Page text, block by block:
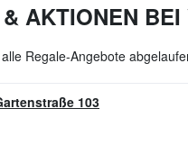
AKTIONEN
Regale-Angebote
103